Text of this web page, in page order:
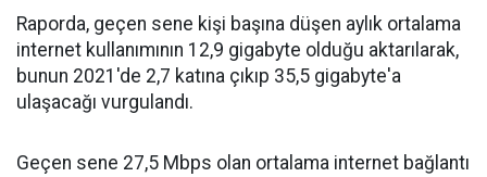
Raporda, geçen sene kişi başına düşen aylık ortalama
internet kullanımının 12,9 gigabyte olduğu aktarılarak,
bunun 2021'de 2,7 katına çıkıp 35,5 gigabyte'a
ulaşacağı vurgulandı.
Geçen sene 27,5 Mbps olan ortalama internet bağlantı